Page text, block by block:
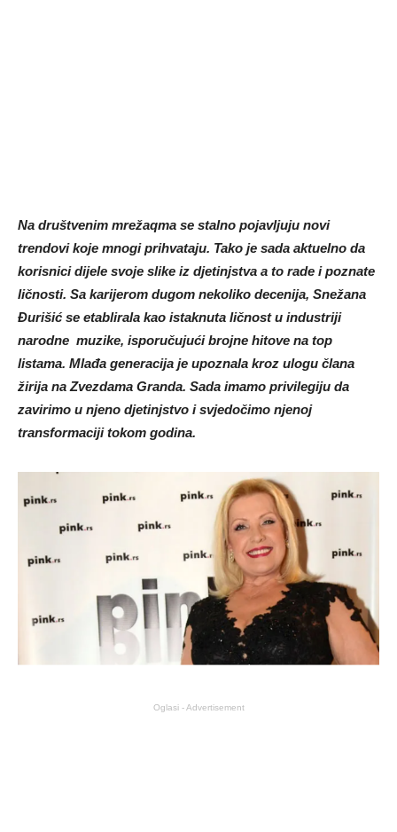
Na društvenim mrežaqma se stalno pojavljuju novi
trendovi koje mnogi prihvataju. Tako je sada aktuelno da
korisnici dijele svoje slike iz djetinjstva a to rade i poznate
ličnosti. Sa karijerom dugom nekoliko decenija, Snežana
Đurišić se etablirala kao istaknuta ličnost u industriji
narodne muzike, isporučujući brojne hitove na top
listama. Mlađa generacija je upoznala kroz ulogu člana
žirija na Zvezdama Granda. Sada imamo privilegiju da
zavirimo u njeno djetinjstvo i svjedočimo njenoj
transformaciji tokom godina.
Oglasi - Advertisement